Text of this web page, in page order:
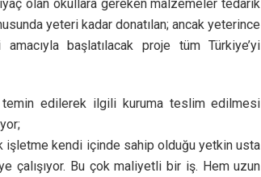
olan okullara gereken malzemeler tedarik
yeteri kadar donatılan; ancak yeterince
başlatılacak proje tüm Türkiye’yi
temin edilerek ilgili kuruma teslim edilmesi
işletme kendi içinde sahip olduğu yetkin usta
çalışıyor. Bu çok maliyetli bir iş. Hem uzun